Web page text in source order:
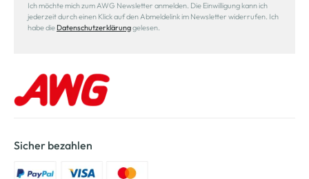
Ich möchte mich zum AWG Newsletter anmelden. Die Einwilligung kann ich
jederzeit durch einen Klick auf den Abmeldelink im Newsletter widerrufen. Ich
habe die Datenschutzerklärunggelesen.
Sicher bezahlen